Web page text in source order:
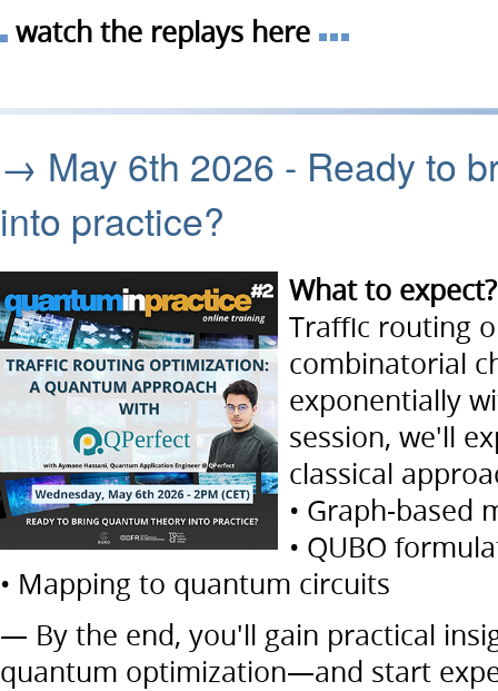
watch the replays here
→ May 6th 2026 - Ready to
into practice?
What to expect?
Traffic routing
combinatorial
exponentially
session, we'll
classical
• Graph-based
• QUBO
• Mapping to quantum circuits
— By the end, you'll gain practical
quantum optimization—and start